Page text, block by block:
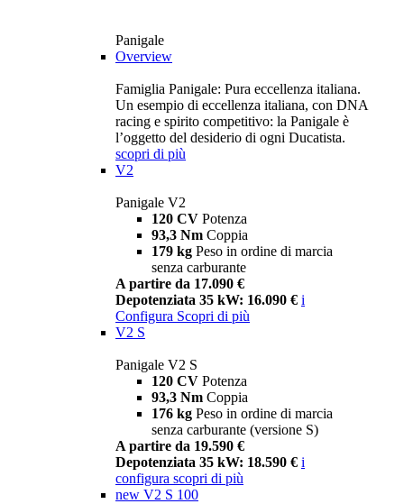
Panigale
Overview
Famiglia Panigale: Pura eccellenza italiana.
Un esempio di eccellenza italiana, con DNA
racing e spirito competitivo: la Panigale è
l’oggetto del desiderio di ogni Ducatista.
scopri di più
V2
Panigale V2
120 CV Potenza
93,3 Nm Coppia
179 kg Peso in ordine di marcia
senza carburante
A partire da 17.090 €
Depotenziata 35 kW: 16.090 € i
Configura Scopri di più
V2 S
Panigale V2 S
120 CV Potenza
93,3 Nm Coppia
176 kg Peso in ordine di marcia
senza carburante (versione S)
A partire da 19.590 €
Depotenziata 35 kW: 18.590 € i
configura scopri di più
new V2 S 100